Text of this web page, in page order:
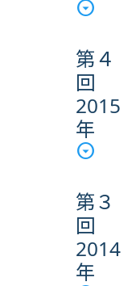
第４
回
2015
年
第３
回
2014
年